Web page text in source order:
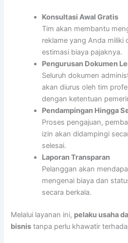
Konsultasi Awal Gratis
Tim akan membantu
reklame yang Anda miliki
estimasi biaya pajaknya.
Pengurusan Dokumen
Seluruh dokumen
akan diurus oleh tim
dengan ketentuan
Pendampingan Hingga
Proses pengajuan,
izin akan didampingi
selesai.
Laporan Transparan
Pelanggan akan
mengenai biaya dan
secara berkala.
Melalui layanan ini, pelaku usaha
bisnis tanpa perlu khawatir